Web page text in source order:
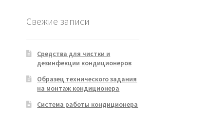
Свежие записи
Средства для чистки и
дезинфекции кондиционеров
Образец технического задания
на монтаж кондиционера
Система работы кондиционера